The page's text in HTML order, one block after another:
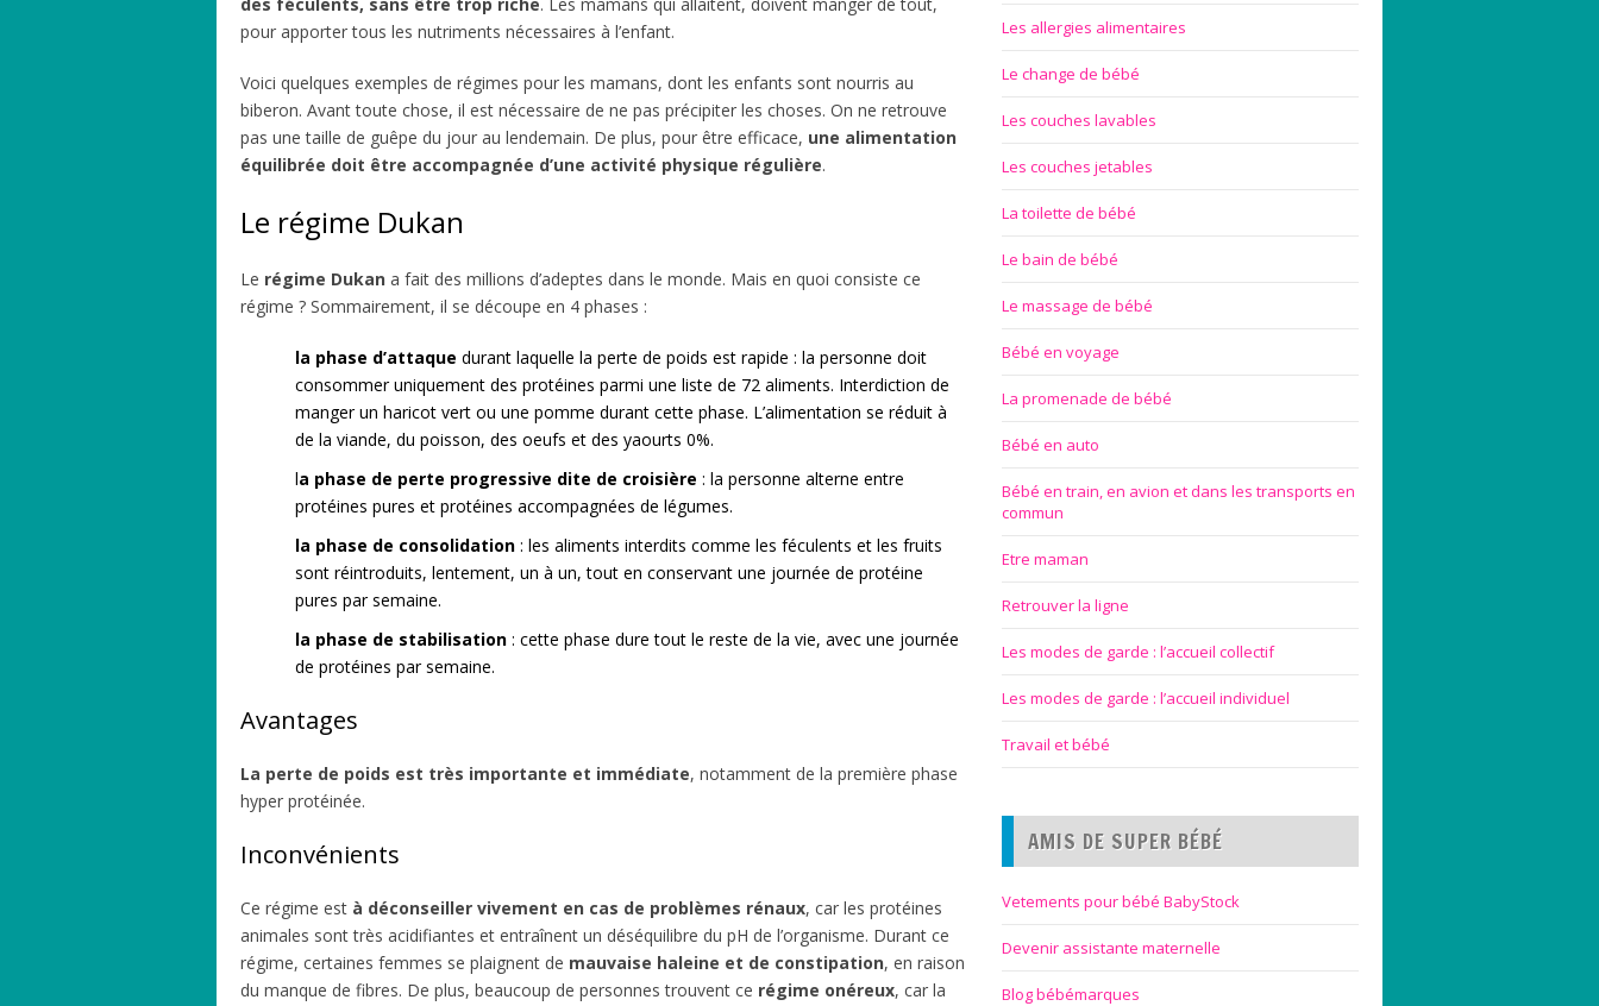
pour apporter tous les nutriments nécessaires à l’enfant.
Voici quelques exemples de régimes pour les mamans, dont les enfants sont nourris au
biberon. Avant toute chose, il est nécessaire de ne pas précipiter les choses. On ne retrouve
pas une taille de guêpe du jour au lendemain. De plus, pour être efficace, une alimentation
équilibrée doit être accompagnée d’une activité physique régulière.
Le régime Dukan
Le régime Dukan a fait des millions d’adeptes dans le monde. Mais en quoi consiste ce
régime ? Sommairement, il se découpe en 4 phases :
la phase d’attaque durant laquelle la perte de poids est rapide : la personne doit
consommer uniquement des protéines parmi une liste de 72 aliments. Interdiction de
manger un haricot vert ou une pomme durant cette phase. L’alimentation se réduit à
de la viande, du poisson, des oeufs et des yaourts 0%.
la phase de perte progressive dite de croisière : la personne alterne entre
protéines pures et protéines accompagnées de légumes.
la phase de consolidation : les aliments interdits comme les féculents et les fruits
sont réintroduits, lentement, un à un, tout en conservant une journée de protéine
pures par semaine.
la phase de stabilisation : cette phase dure tout le reste de la vie, avec une journée
de protéines par semaine.
Avantages
La perte de poids est très importante et immédiate, notamment de la première phase
hyper protéinée.
Inconvénients
Ce régime est à déconseiller vivement en cas de problèmes rénaux, car les protéines
animales sont très acidifiantes et entraînent un déséquilibre du pH de l’organisme. Durant ce
régime, certaines femmes se plaignent de mauvaise haleine et de constipation, en raison
du manque de fibres. De plus, beaucoup de personnes trouvent ce régime onéreux, car la
Les allergies alimentaires
Le change de bébé
Les couches lavables
Les couches jetables
La toilette de bébé
Le bain de bébé
Le massage de bébé
Bébé en voyage
La promenade de bébé
Bébé en auto
Bébé en train, en avion et dans les transports en
commun
Etre maman
Retrouver la ligne
Les modes de garde : l’accueil collectif
Les modes de garde : l’accueil individuel
Travail et bébé
AMIS DE SUPER BÉBÉ
Vetements pour bébé BabyStock
Devenir assistante maternelle
Blog bébémarques